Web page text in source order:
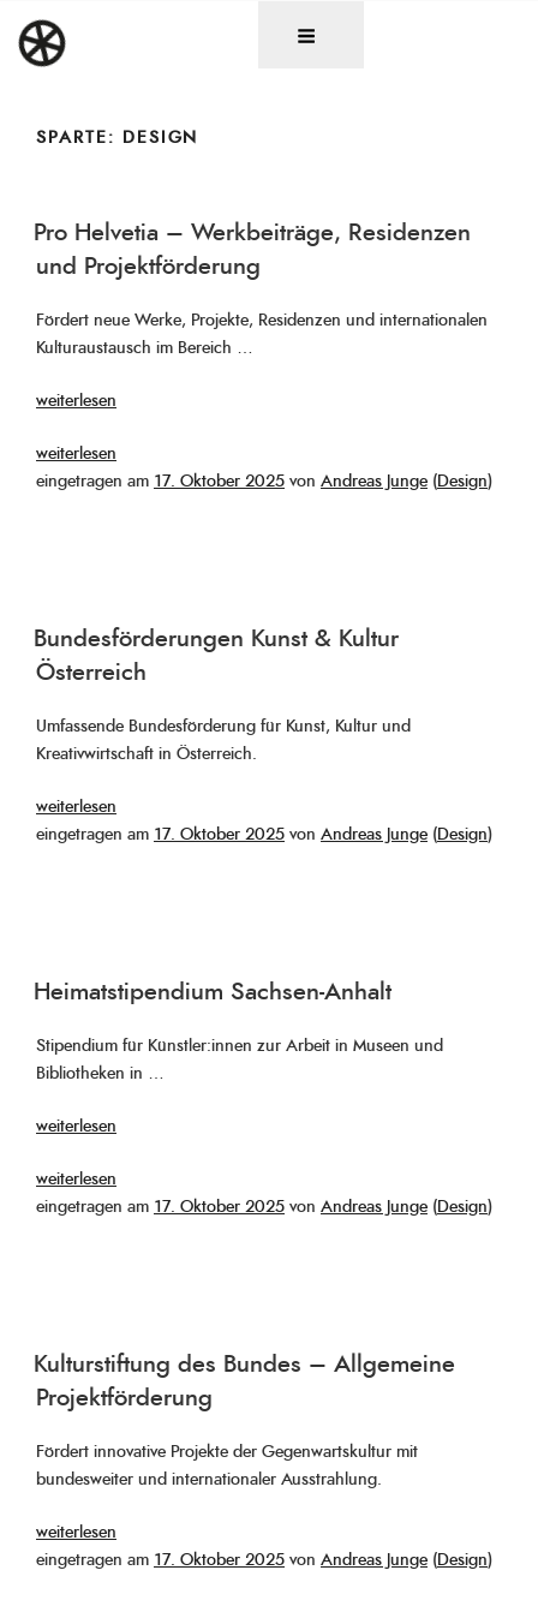
Inhalt
springen
SPARTE: DESIGN
Pro Helvetia – Werkbeiträge, Residenzen
und Projektförderung
Fördert neue Werke, Projekte, Residenzen und internationalen
Kulturaustausch im Bereich …
„Pro
–
Werkbeiträge,
weiterlesen
„%s“
weiterlesen
eingetragen am Veröffentlicht
17. Oktober 2025 von Andreas Junge (Design)
Bundesförderungen Kunst & Kultur
Österreich
Umfassende Bundesförderung für Kunst, Kultur und
Kreativwirtschaft in Österreich.
„%s“
weiterlesen
eingetragen am Veröffentlicht
17. Oktober 2025 von Andreas Junge (Design)
Heimatstipendium Sachsen-Anhalt
Stipendium für Künstler:innen zur Arbeit in Museen und
Bibliotheken in …
„Heimatstipendium
Anhalt“
weiterlesen
„%s“
weiterlesen
eingetragen am Veröffentlicht
17. Oktober 2025 von Andreas Junge (Design)
Kulturstiftung des Bundes – Allgemeine
Projektförderung
Fördert innovative Projekte der Gegenwartskultur mit
bundesweiter und internationaler Ausstrahlung.
„%s“
weiterlesen
eingetragen am Veröffentlicht
17. Oktober 2025 von Andreas Junge (Design)